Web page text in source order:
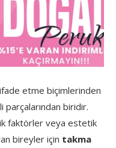
etme biçimlerinden
parçalarından biridir.
faktörler veya estetik
bireyler için takma